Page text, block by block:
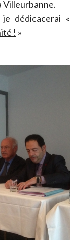
Villeurbanne.
dédicacerai «
! »